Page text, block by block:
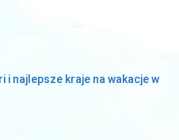
i najlepsze kraje na wakacje w